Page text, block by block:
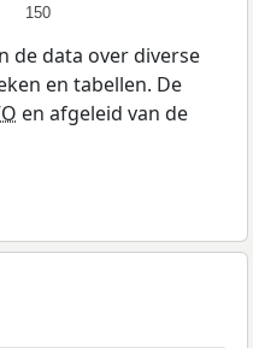
150
de data over diverse
en tabellen. De
en afgeleid van de